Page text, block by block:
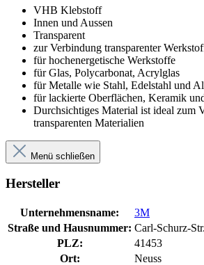
VHB Klebstoff
Innen und Aussen
Transparent
zur Verbindung transparenter
für hochenergetische Werkstoffe
für Glas, Polycarbonat, Acrylglas
für Metalle wie Stahl, Edelstahl und
für lackierte Oberflächen, Keramik
Durchsichtiges Material ist ideal zum
transparenten Materialien
Menü schließen
Hersteller
Unternehmensname:
3M
Straße und Hausnummer: Carl-Schurz-
PLZ:
41453
Ort:
Neuss